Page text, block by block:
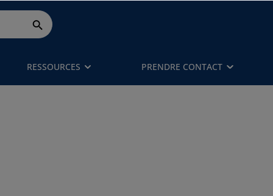
RESSOURCES PRENDRE CONTACT